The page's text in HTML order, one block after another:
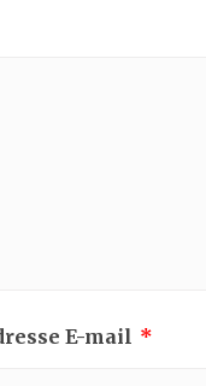
E-mail *